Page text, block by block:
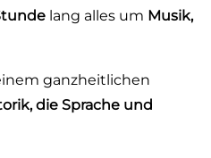
lang alles um Musik,
ganzheitlichen
die Sprache und